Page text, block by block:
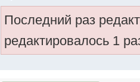
Последний раз
редактировалось 1